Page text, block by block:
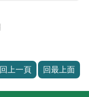
回上一頁 回最上面